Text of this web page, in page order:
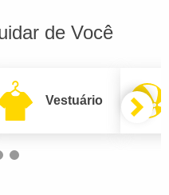
de Você
Vestuário